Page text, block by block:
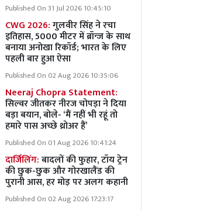
Published On 31 Jul 2026 10:45:10
CWG 2026:गुलवीर सिंह ने रचा
इतिहास, 5000 मीटर में ब्रॉन्ज के साथ
बनाया अनोखा रिकॉर्ड; भारत के लिए
पहली बार हुआ ऐसा
Published On 02 Aug 2026 10:35:06
Neeraj Chopra Statement:
सिल्वर जीतकर नीरज चोपड़ा ने दिया
बड़ा बयान, बोले- ‘मैं नहीं भी रहूं तो
हमारे पास अच्छे थ्रोअर हैं’
Published On 01 Aug 2026 10:41:24
दार्जिलिंग:बादलों की फुहार, टॉय ट्रेन
की छुक-छुक और गोरखालैंड की
पुरानी आस, हर मोड़ पर अलग कहानी
Published On 02 Aug 2026 17:23:17